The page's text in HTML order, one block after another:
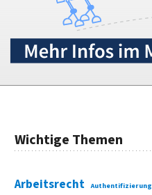
Wichtige Themen
Arbeitsrecht Authentifizierung